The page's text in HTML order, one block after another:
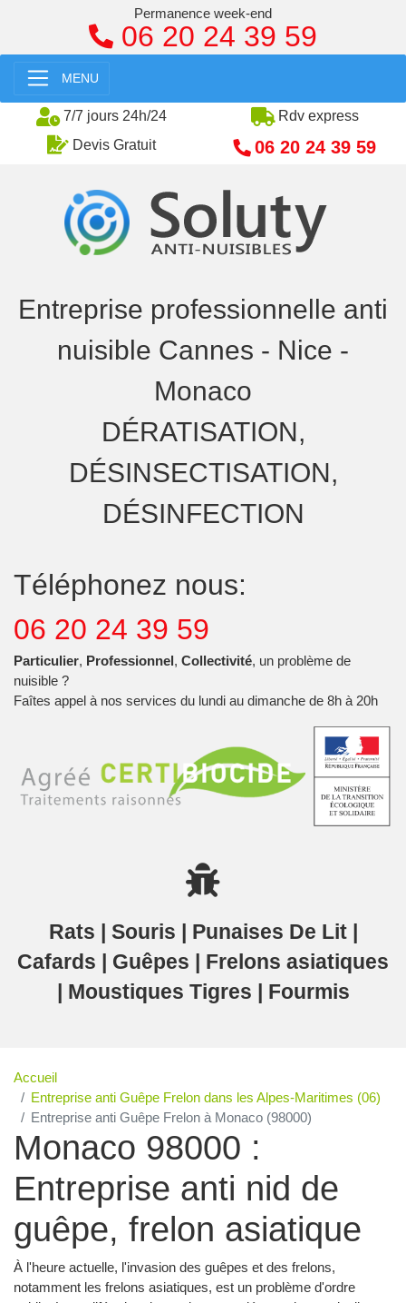
MENU
7/7 jours 24h/24
Rdv express
Devis Gratuit
06 20 24 39 59
Entreprise professionnelle anti
nuisible Cannes - Nice -
Monaco
DÉRATISATION,
DÉSINSECTISATION,
DÉSINFECTION
Téléphonez nous:
06 20 24 39 59
Particulier, Professionnel, Collectivité, un problème de
nuisible ?
Faîtes appel à nos services du lundi au dimanche de 8h à 20h
Rats | Souris | Punaises De Lit |
Cafards | Guêpes | Frelons asiatiques
| Moustiques Tigres | Fourmis
Accueil
Entreprise anti Guêpe Frelon dans les Alpes-Maritimes (06)
Entreprise anti Guêpe Frelon à Monaco (98000)
Monaco 98000 :
Entreprise anti nid de
guêpe, frelon asiatique
À l'heure actuelle, l'invasion des guêpes et des frelons,
notamment les frelons asiatiques, est un problème d'ordre
Permanence week-end
06 20 24 39 59